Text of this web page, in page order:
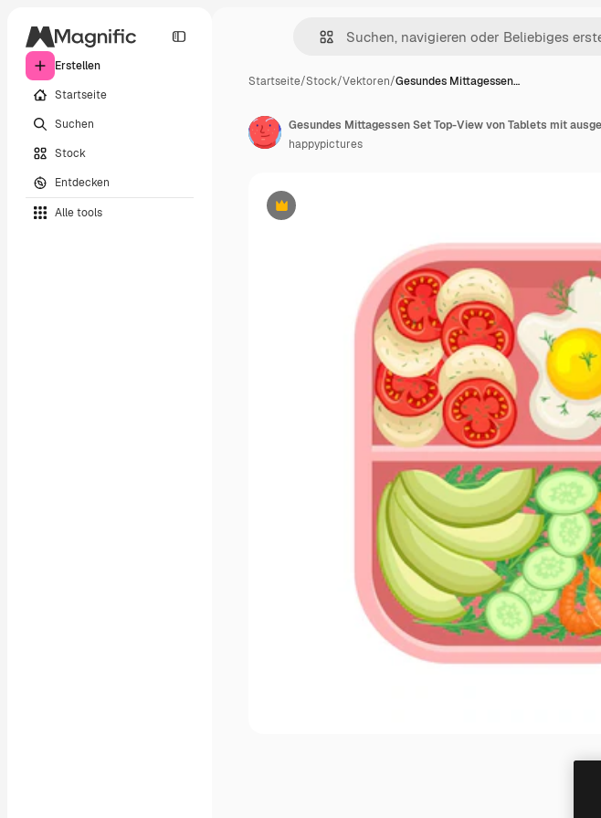
Erstellen
Startseite
Suchen
Stock
Entdecken
Alle tools
Startseite/Stock/Vektoren/Gesundes Mittagessen…
Premium
happypictures